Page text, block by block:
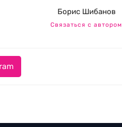
Борис Шибанов
Связаться с автором